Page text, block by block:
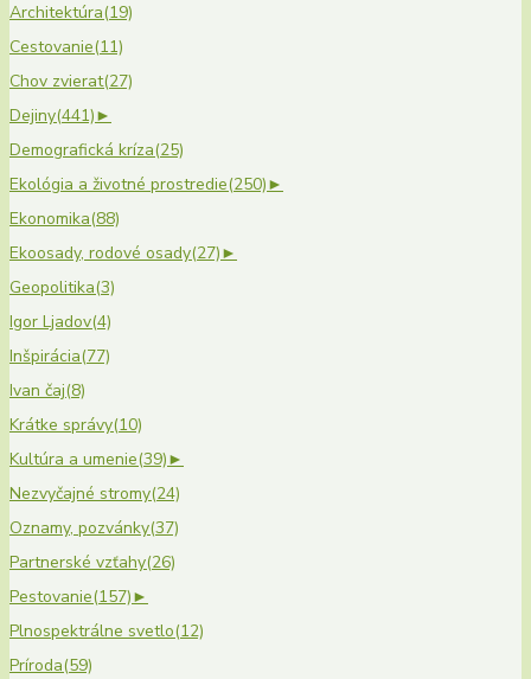
Architektúra(19)
Cestovanie(11)
Chov zvierat(27)
Dejiny(441)►
Demografická kríza(25)
Ekológia a životné prostredie(250)►
Ekonomika(88)
Ekoosady, rodové osady(27)►
Geopolitika(3)
Igor Ljadov(4)
Inšpirácia(77)
Ivan čaj(8)
Krátke správy(10)
Kultúra a umenie(39)►
Nezvyčajné stromy(24)
Oznamy, pozvánky(37)
Partnerské vzťahy(26)
Pestovanie(157)►
Plnospektrálne svetlo(12)
Príroda(59)